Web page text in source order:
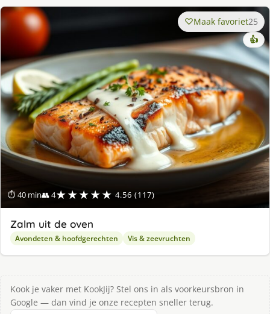
⏱ 40 min👥 4★★★★★ 4.56 (117)
Maak favoriet25
👍
Zalm uit de oven
Avondeten & hoofdgerechten Vis & zeevruchten
Kook je vaker met KookJij? Stel ons in als voorkeursbron in
Google — dan vind je onze recepten sneller terug.